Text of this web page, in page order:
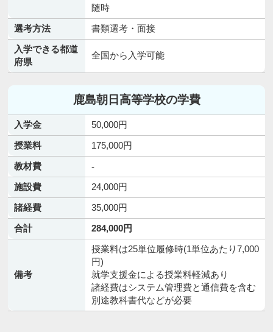
随時
選考方法
書類選考・面接
入学できる都道
府県
全国から入学可能
鹿島朝日高等学校の学費
入学金
50,000円
授業料
175,000円
教材費
-
施設費
24,000円
諸経費
35,000円
合計
284,000円
備考
授業料は25単位履修時(1単位あたり7,000
円)
就学支援金による授業料軽減あり
諸経費はシステム管理費と通信費を含む
別途教科書代などが必要